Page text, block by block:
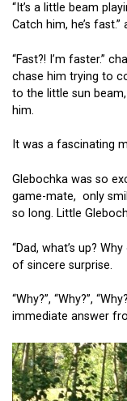
“It’s a little beam
Catch him, he’s
“Fast?! I’m faster.”
chase him trying to
to the little sun
him.
It was a fascinating
Glebochka was so
game-mate, only
so long. Little
“Dad, what’s up?
of sincere surprise.
“Why?”, “Why?”,
immediate answer